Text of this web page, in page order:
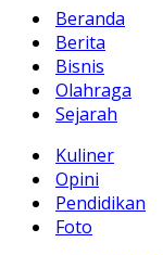
Beranda
Berita
Bisnis
Olahraga
Sejarah
Kuliner
Opini
Pendidikan
Foto